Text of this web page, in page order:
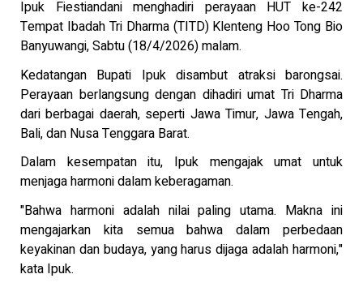
Ipuk Fiestiandani menghadiri perayaan HUT ke-242
Tempat Ibadah Tri Dharma (TITD) Klenteng Hoo Tong Bio
Banyuwangi, Sabtu (18/4/2026) malam.
Kedatangan Bupati Ipuk disambut atraksi barongsai.
Perayaan berlangsung dengan dihadiri umat Tri Dharma
dari berbagai daerah, seperti Jawa Timur, Jawa Tengah,
Bali, dan Nusa Tenggara Barat.
Dalam kesempatan itu, Ipuk mengajak umat untuk
menjaga harmoni dalam keberagaman.
"Bahwa harmoni adalah nilai paling utama. Makna ini
mengajarkan kita semua bahwa dalam perbedaan
keyakinan dan budaya, yang harus dijaga adalah harmoni,"
kata Ipuk.